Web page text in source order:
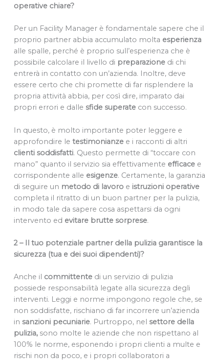
operative chiare?
Per un Facility Manager è fondamentale sapere che il
proprio partner abbia accumulato molta esperienza
alle spalle, perché è proprio sull’esperienza che è
possibile calcolare il livello di preparazionedi chi
entrerà in contatto con un’azienda. Inoltre, deve
essere certo che chi promette di far risplendere la
propria attività abbia, per così dire, imparato dai
propri errori e dalle sfide superatecon successo.
In questo, è molto importante poter leggere e
approfondire le testimonianzee i racconti di altri
clienti soddisfatti. Questo permette di “toccare con
mano” quanto il servizio sia effettivamente efficacee
corrispondente alle esigenze. Certamente, la garanzia
di seguire un metodo di lavoroe istruzioni operative
completa il ritratto di un buon partner per la pulizia,
in modo tale da sapere cosa aspettarsi da ogni
intervento ed evitare brutte sorprese.
2 – Il tuo potenziale partner della pulizia garantisce la
sicurezza (tua e dei suoi dipendenti)?
Anche il committentedi un servizio di pulizia
possiede responsabilità legate alla sicurezza degli
interventi. Leggi e norme impongono regole che, se
non soddisfatte, rischiano di far incorrere un’azienda
in sanzioni pecuniarie. Purtroppo, nel settore della
pulizia, sono molte le aziende che non rispettano al
100% le norme, esponendo i propri clienti a multe e
rischi non da poco, e i propri collaboratori a